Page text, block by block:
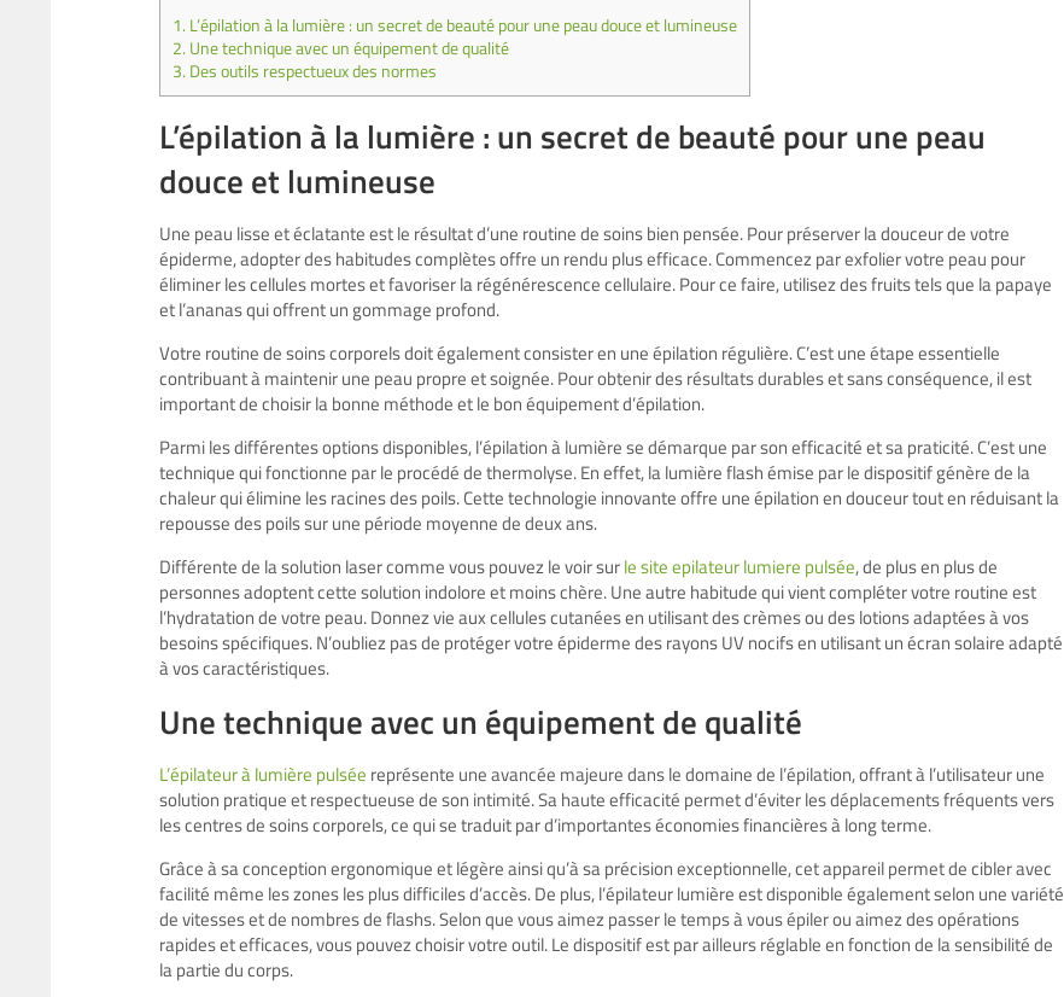
1. L’épilation à la lumière : un secret de beauté pour une peau douce et lumineuse
2. Une technique avec un équipement de qualité
3. Des outils respectueux des normes
L’épilation à la lumière : un secret de beauté pour une peau
douce et lumineuse
Une peau lisse et éclatante est le résultat d’une routine de soins bien pensée. Pour préserver la douceur de votre
épiderme, adopter des habitudes complètes offre un rendu plus efficace. Commencez par exfolier votre peau pour
éliminer les cellules mortes et favoriser la régénérescence cellulaire. Pour ce faire, utilisez des fruits tels que la papaye
et l’ananas qui offrent un gommage profond.
Votre routine de soins corporels doit également consister en une épilation régulière. C’est une étape essentielle
contribuant à maintenir une peau propre et soignée. Pour obtenir des résultats durables et sans conséquence, il est
important de choisir la bonne méthode et le bon équipement d’épilation.
Parmi les différentes options disponibles, l’épilation à lumière se démarque par son efficacité et sa praticité. C’est une
technique qui fonctionne par le procédé de thermolyse. En effet, la lumière flash émise par le dispositif génère de la
chaleur qui élimine les racines des poils. Cette technologie innovante offre une épilation en douceur tout en réduisant la
repousse des poils sur une période moyenne de deux ans.
Différente de la solution laser comme vous pouvez le voir surle site epilateur lumiere pulsée, de plus en plus de
personnes adoptent cette solution indolore et moins chère. Une autre habitude qui vient compléter votre routine est
l’hydratation de votre peau. Donnez vie aux cellules cutanées en utilisant des crèmes ou des lotions adaptées à vos
besoins spécifiques. N’oubliez pas de protéger votre épiderme des rayons UV nocifs en utilisant un écran solaire adapté
à vos caractéristiques.
Une technique avec un équipement de qualité
L’épilateur à lumière pulsée représente une avancée majeure dans le domaine de l’épilation, offrant à l’utilisateur une
solution pratique et respectueuse de son intimité. Sa haute efficacité permet d’éviter les déplacements fréquents vers
les centres de soins corporels, ce qui se traduit par d’importantes économies financières à long terme.
Grâce à sa conception ergonomique et légère ainsi qu’à sa précision exceptionnelle, cet appareil permet de cibler avec
facilité même les zones les plus difficiles d’accès. De plus, l’épilateur lumière est disponible également selon une variété
de vitesses et de nombres de flashs. Selon que vous aimez passer le temps à vous épiler ou aimez des opérations
rapides et efficaces, vous pouvez choisir votre outil. Le dispositif est par ailleurs réglable en fonction de la sensibilité de
la partie du corps.